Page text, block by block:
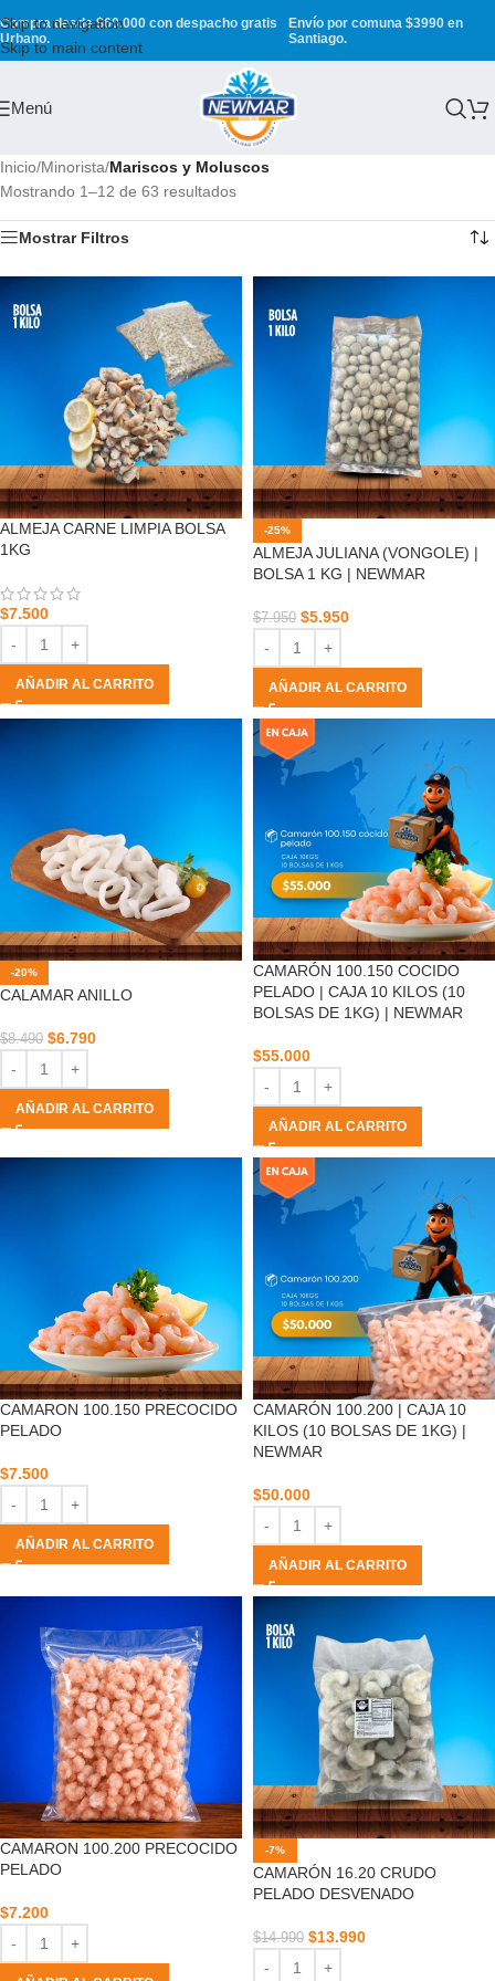
Skip to navigation
Skip to main content
Compra desde $60.000 con despacho gratis
Urbano.
Envío por comuna $3990 en
Santiago.
Menú
Inicio/Minorista/Mariscos y Moluscos
Mostrando 1–12 de 63 resultados
Mostrar Filtros
ALMEJA CARNE LIMPIA BOLSA
1KG
$7.500
AÑADIR AL CARRITO
-25%
ALMEJA JULIANA (VONGOLE) |
BOLSA 1 KG | NEWMAR
$7.950 $5.950
AÑADIR AL CARRITO
-20%
CALAMAR ANILLO
$8.490 $6.790
AÑADIR AL CARRITO
CAMARÓN 100.150 COCIDO
PELADO | CAJA 10 KILOS (10
BOLSAS DE 1KG) | NEWMAR
$55.000
AÑADIR AL CARRITO
CAMARON 100.150 PRECOCIDO
PELADO
$7.500
AÑADIR AL CARRITO
CAMARÓN 100.200 | CAJA 10
KILOS (10 BOLSAS DE 1KG) |
NEWMAR
$50.000
AÑADIR AL CARRITO
CAMARON 100.200 PRECOCIDO
PELADO
$7.200
-7%
CAMARÓN 16.20 CRUDO
PELADO DESVENADO
$14.990 $13.990